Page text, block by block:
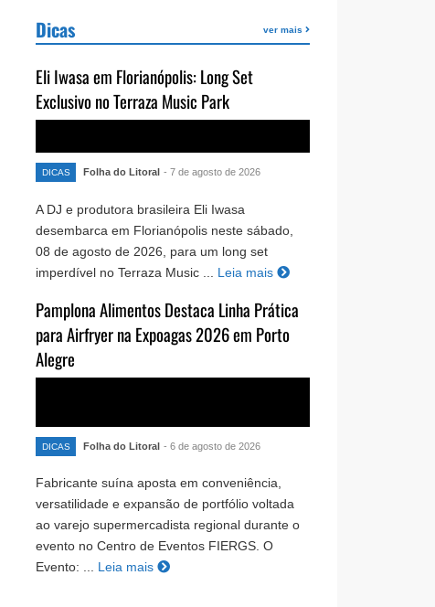
Dicas ver mais
Eli Iwasa em Florianópolis: Long Set
Exclusivo no Terraza Music Park
DICAS Folha do Litoral - 7 de agosto de 2026
A DJ e produtora brasileira Eli Iwasa
desembarca em Florianópolis neste sábado,
08 de agosto de 2026, para um long set
imperdível no Terraza Music ...
Leia mais
Pamplona Alimentos Destaca Linha Prática
para Airfryer na Expoagas 2026 em Porto
Alegre
DICAS Folha do Litoral - 6 de agosto de 2026
Fabricante suína aposta em conveniência,
versatilidade e expansão de portfólio voltada
ao varejo supermercadista regional durante o
evento no Centro de Eventos FIERGS. O
Evento: ... Leia mais